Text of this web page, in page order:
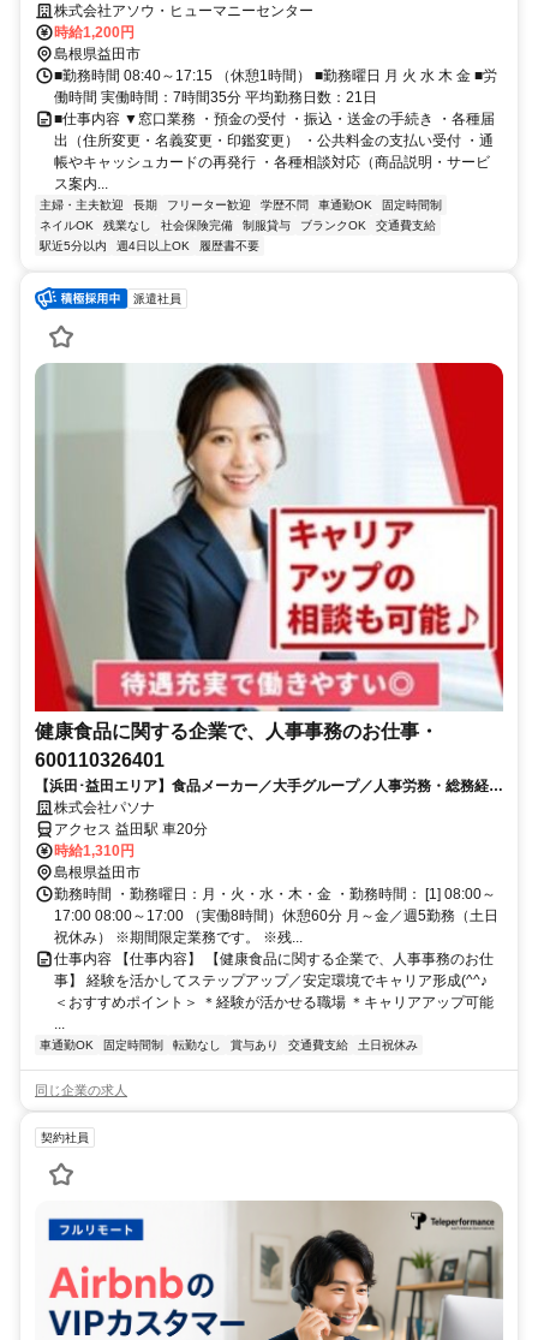
フスタイルに合わせて働き方が選べます◎家庭との両立や子育て中の方
にも働きやすい環境です！■事務経験活かせる×銀行での窓口業務！■益
田駅からスグ×車通勤相談OKで通勤もラクラク！
株式会社アソウ・ヒューマニーセンター
時給1,200円
島根県益田市
■勤務時間 08:40～17:15 （休憩1時間） ■勤務曜日 月 火 水 木 金 ■労
働時間 実働時間：7時間35分 平均勤務日数：21日
■仕事内容 ▼窓口業務 ・預金の受付 ・振込・送金の手続き ・各種届
出（住所変更・名義変更・印鑑変更） ・公共料金の支払い受付 ・通
帳やキャッシュカードの再発行 ・各種相談対応（商品説明・サービ
ス案内...
主婦・主夫歓迎 長期 フリーター歓迎 学歴不問 車通勤OK
固定時間制
ネイルOK
残業なし 社会保険完備 制服貸与 ブランクOK
交通費支給
駅近5分以内
週4日以上OK 履歴書不要
派遣社員
健康食品に関する企業で、人事事務のお仕事・
600110326401
【浜田･益田エリア】食品メーカー／大手グループ／人事労務・総務経験
いかせます／正社員のお仕事です
株式会社パソナ
アクセス 益田駅 車20分
時給1,310円
島根県益田市
勤務時間 ・勤務曜日：月・火・水・木・金 ・勤務時間： [1] 08:00～
17:00 08:00～17:00 （実働8時間）休憩60分 月～金／週5勤務（土日
祝休み） ※期間限定業務です。 ※残...
仕事内容 【仕事内容】 【健康食品に関する企業で、人事事務のお仕
事】 経験を活かしてステップアップ／安定環境でキャリア形成(^^♪
＜おすすめポイント＞ ＊経験が活かせる職場 ＊キャリアアップ可能
...
車通勤OK 固定時間制 転勤なし 賞与あり 交通費支給 土日祝休み
同じ企業の求人
契約社員